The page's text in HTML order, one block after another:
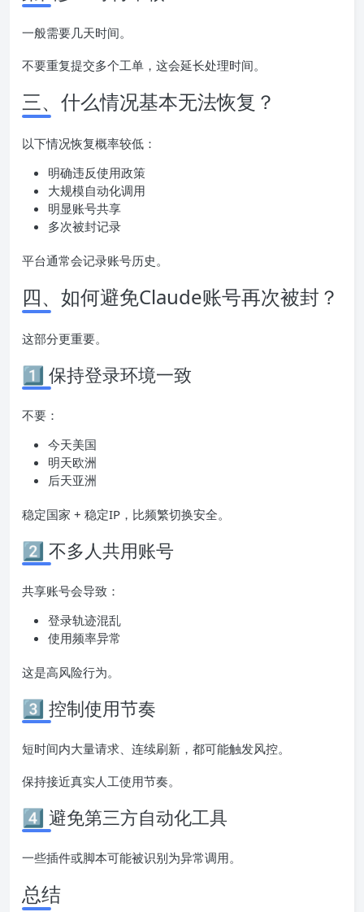
一般需要几天时间。
不要重复提交多个工单，这会延长处理时间。
三、什么情况基本无法恢复？
以下情况恢复概率较低：
明确违反使用政策
大规模自动化调用
明显账号共享
多次被封记录
平台通常会记录账号历史。
四、如何避免Claude账号再次被封？
这部分更重要。
1️⃣ 保持登录环境一致
不要：
今天美国
明天欧洲
后天亚洲
稳定国家 + 稳定IP，比频繁切换安全。
2️⃣ 不多人共用账号
共享账号会导致：
登录轨迹混乱
使用频率异常
这是高风险行为。
3️⃣ 控制使用节奏
短时间内大量请求、连续刷新，都可能触发风控。
保持接近真实人工使用节奏。
4️⃣ 避免第三方自动化工具
一些插件或脚本可能被识别为异常调用。
总结